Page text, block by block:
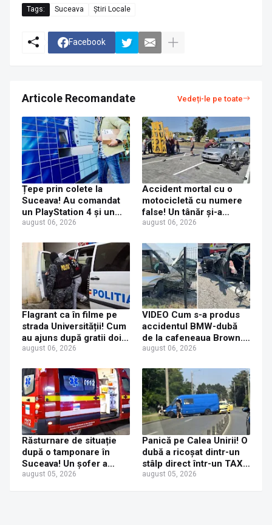
Tags: Suceava Știri Locale
Facebook
Articole Recomandate Vedeți-le pe toate
Țepe prin colete la
Suceava! Au comandat
un PlayStation 4 și un
iPhone 17 Pro Max, dar
o jucărie de plastic
august 06, 2026
Accident mortal cu o
motocicletă cu numere
false! Un tânăr și-a
pierdut viața după ce un
asigure
august 06, 2026
Flagrant ca în filme pe
strada Universității! Cum
au ajuns după gratii doi
tineri care au furat
august 06, 2026
VIDEO Cum s-a produs
accidentul BMW-dubă
de la cafeneaua Brown.
Concluzia polițiștilor
august 06, 2026
Răsturnare de situație
după o tamponare în
Suceava! Un șofer a
ajuns la Urgențe la 24 de
august 05, 2026
Panică pe Calea Unirii! O
dubă a ricoșat dintr-un
stâlp direct într-un TAXI.
O mamă și fetița ei de 6
august 05, 2026